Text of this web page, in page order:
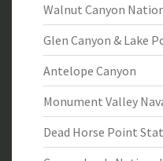
Walnut Canyon
Glen Canyon & Lake
Antelope Canyon
Monument Valley
Dead Horse Point